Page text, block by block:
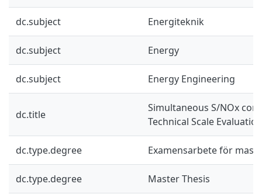
dc.subject Energiteknik
dc.subject Energy
dc.subject Energy Engineering
dc.title
Simultaneous S/NOx
Technical Scale Evaluation
dc.type.degree Examensarbete för
dc.type.degree Master Thesis